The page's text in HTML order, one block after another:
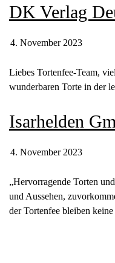
DK Verlag
4. November 2023
Liebes Tortenfee-Team,
wunderbaren Torte in der
Isarhelden
4. November 2023
„Hervorragende Torten
und Aussehen,
der Tortenfee bleiben